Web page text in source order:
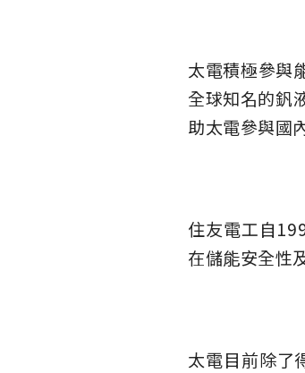
太電積極參與
全球知名的釩
助太電參與國
住友電工自
在儲能安全性
太電目前除了